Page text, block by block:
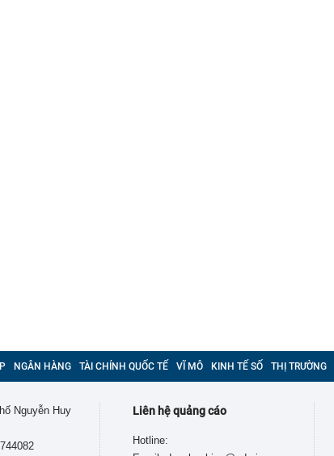
NGÂN HÀNG TÀI CHÍNH QUỐC TẾ VĨ MÔ KINH TẾ SỐ THỊ TRƯỜNG
Nguyễn Huy
Liên hệ quảng cáo
Hotline: